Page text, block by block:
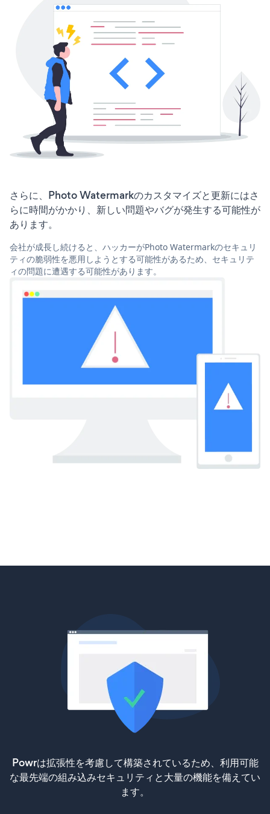
さらに、Photo Watermarkのカスタマイズと更新にはさ
らに時間がかかり、新しい問題やバグが発生する可能性が
あります。
会社が成長し続けると、ハッカーがPhoto Watermarkのセキュリ
ティの脆弱性を悪用しようとする可能性があるため、セキュリテ
ィの問題に遭遇する可能性があります。
Powrは拡張性を考慮して構築されているため、利用可能
な最先端の組み込みセキュリティと大量の機能を備えてい
ます。